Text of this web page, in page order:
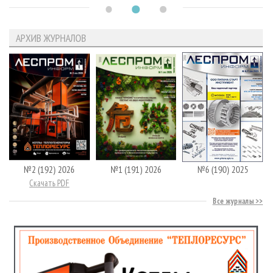
АРХИВ ЖУРНАЛОВ
№2 (192) 2026
Скачать PDF
№1 (191) 2026 №6 (190) 2025
Все журналы